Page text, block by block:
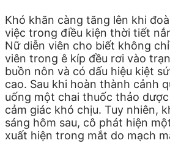
Khó khăn càng tăng lên khi
việc trong điều kiện thời tiết
Nữ diễn viên cho biết không
viên trong ê kíp đều rơi vào
buồn nôn và có dấu hiệu kiệt
cao. Sau khi hoàn thành cảnh
uống một chai thuốc thảo
cảm giác khó chịu. Tuy nhiên,
sáng hôm sau, cô phát hiện
xuất hiện trong mắt do mạch